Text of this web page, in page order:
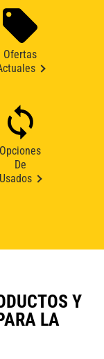
Ofertas
Opciones
De
Usados
Y
LA